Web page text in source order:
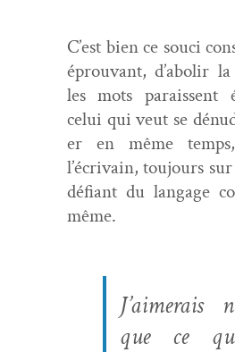
C’est bien ce souci
éprou­vant, d’abolir
les mots parais­sent
celui qui veut se
er en même
l’écrivain, tou­jours sur
défi­ant du lan­gage
même.
J’aimerais
que ce